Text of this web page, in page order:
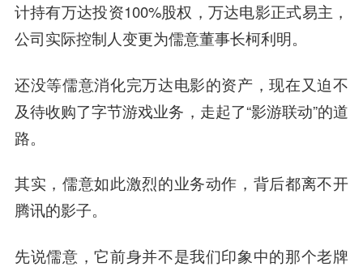
计持有万达投资100%股权，万达电影正式易主，
公司实际控制人变更为儒意董事长柯利明。
还没等儒意消化完万达电影的资产，现在又迫不
及待收购了字节游戏业务，走起了“影游联动”的道
路。
其实，儒意如此激烈的业务动作，背后都离不开
腾讯的影子。
先说儒意，它前身并不是我们印象中的那个老牌